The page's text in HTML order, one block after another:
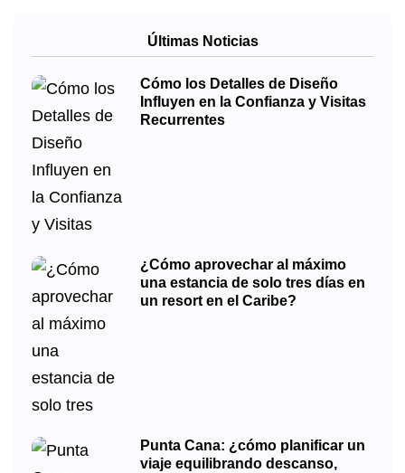
Últimas Noticias
Cómo los Detalles de Diseño
Influyen en la Confianza y Visitas
Recurrentes
¿Cómo aprovechar al máximo
una estancia de solo tres días en
un resort en el Caribe?
Punta Cana: ¿cómo planificar un
viaje equilibrando descanso,